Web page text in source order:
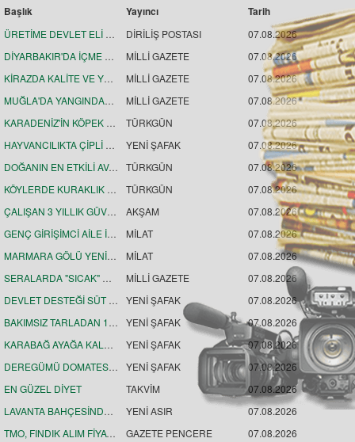
Başlık Yayıncı Tarih
ÜRETİME DEVLET ELİ DEĞİYOR DİRİLİŞ POSTASI
07.08.2026
DİYARBAKIR'DA İÇME SUYU HAVZASINA YAKLAŞANLARA "UYARI"
MİLLİ GAZETE
07.08.2026
KİRAZDA KALİTE VE YÜKSEK VERİM, İHRACATTA AVANTAJ SAĞLAYACAK
MİLLİ GAZETE
07.08.2026
MUĞLA'DA YANGINDAN ETKİLENEN ÜRETİCİLER İÇİN HASAR TESPİT ÇALIŞMALARI SÜRÜYOR
MİLLİ GAZETE
07.08.2026
KARADENİZ'İN KÖPEK BALIKLARI KORUNACAK
TÜRKGÜN
07.08.2026
HAYVANCILIKTA ÇİPLİ TAKİP DÖNEMİ
YENİ ŞAFAK
07.08.2026
DOĞANIN EN ETKİLİ AVCI BÖCEĞİ: KATİL SİNEK
TÜRKGÜN
07.08.2026
KÖYLERDE KURAKLIK RİSKİNE ÇÖZÜM ARAYIŞI
TÜRKGÜN
07.08.2026
ÇALIŞAN 3 YILLIK GÜVENCE
AKŞAM
07.08.2026
GENÇ GİRİŞİMCİ AİLE İŞLETMESİNİ BÜYÜTÜYOR
MİLAT
07.08.2026
MARMARA GÖLÜ YENİDEN CANLANDI
MİLAT
07.08.2026
SERALARDA "SICAK" MESAİ
MİLLİ GAZETE
07.08.2026
DEVLET DESTEĞİ SÜT VERİMİNİ 5 KAT ARTIRDI
YENİ ŞAFAK
07.08.2026
BAKIMSIZ TARLADAN 1 TONLUK ARONYA HASADINA
YENİ ŞAFAK
07.08.2026
KARABAĞ AYAĞA KALKIYOR
YENİ ŞAFAK
07.08.2026
DEREGÜMÜ DOMATESİ DÜNYA PAZARINDA
YENİ ŞAFAK
07.08.2026
EN GÜZEL DİYET
TAKVİM
07.08.2026
LAVANTA BAHÇESİNDE MOR COŞKU
YENİ ASIR
07.08.2026
TMO, FINDIK ALIM FİYATLARINI AÇIKLADI ÜRETİCİ TEPKİLİ
GAZETE PENCERE
07.08.2026